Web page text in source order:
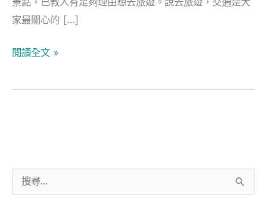
景點，已教人有足夠理由想去旅遊。說去旅遊，交通是大
家最關心的 […]
美
閱讀全文 »